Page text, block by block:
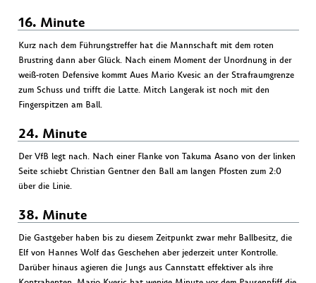
16. Minute
Kurz nach dem Führungstreffer hat die Mannschaft mit dem roten
Brustring dann aber Glück. Nach einem Moment der Unordnung in der
weiß-roten Defensive kommt Aues Mario Kvesic an der Strafraumgrenze
zum Schuss und trifft die Latte. Mitch Langerak ist noch mit den
Fingerspitzen am Ball.
24. Minute
Der VfB legt nach. Nach einer Flanke von Takuma Asano von der linken
Seite schiebt Christian Gentner den Ball am langen Pfosten zum 2:0
über die Linie.
38. Minute
Die Gastgeber haben bis zu diesem Zeitpunkt zwar mehr Ballbesitz, die
Elf von Hannes Wolf das Geschehen aber jederzeit unter Kontrolle.
Darüber hinaus agieren die Jungs aus Cannstatt effektiver als ihre